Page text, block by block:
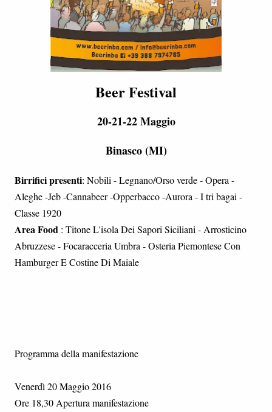
Beer Festival
20-21-22 Maggio
Binasco (MI)
Birrifici presenti: Nobili - Legnano/Orso verde - Opera -
Aleghe -Jeb -Cannabeer -Opperbacco -Aurora - I tri bagai -
Classe 1920
Area Food : Titone L'isola Dei Sapori Siciliani - Arrosticino
Abruzzese - Focaracceria Umbra - Osteria Piemontese Con
Hamburger E Costine Di Maiale
Programma della manifestazione
Venerdì 20 Maggio 2016
Ore 18,30 Apertura manifestazione